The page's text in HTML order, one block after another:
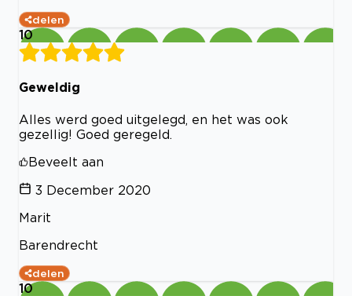
delen
10
Geweldig
Alles werd goed uitgelegd, en het was ook
gezellig! Goed geregeld.
Beveelt aan
3 December 2020
Marit
Barendrecht
delen
10